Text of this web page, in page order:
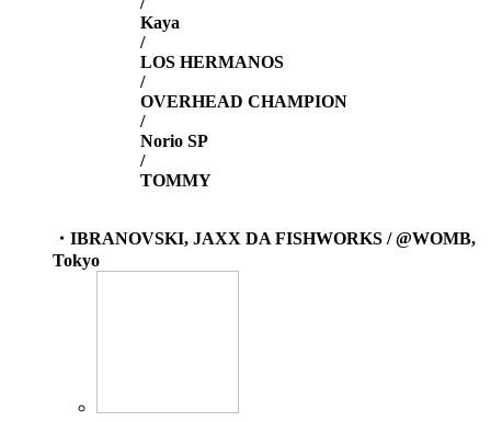
Kaya
/
LOS HERMANOS
/
OVERHEAD CHAMPION
/
Norio SP
/
TOMMY
・IBRANOVSKI, JAXX DA FISHWORKS / @WOMB,
Tokyo